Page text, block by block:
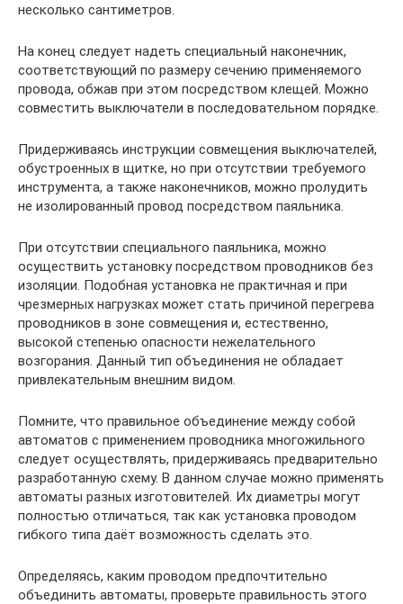
несколько сантиметров.
На конец следует надеть специальный наконечник,
соответствующий по размеру сечению применяемого
провода, обжав при этом посредством клещей. Можно
совместить выключатели в последовательном порядке.
Придерживаясь инструкции совмещения выключателей,
обустроенных в щитке, но при отсутствии требуемого
инструмента, а также наконечников, можно пролудить
не изолированный провод посредством паяльника.
При отсутствии специального паяльника, можно
осуществить установку посредством проводников без
изоляции. Подобная установка не практичная и при
чрезмерных нагрузках может стать причиной перегрева
проводников в зоне совмещения и, естественно,
высокой степенью опасности нежелательного
возгорания. Данный тип объединения не обладает
привлекательным внешним видом.
Помните, что правильное объединение между собой
автоматов с применением проводника многожильного
следует осуществлять, придерживаясь предварительно
разработанную схему. В данном случае можно применять
автоматы разных изготовителей. Их диаметры могут
полностью отличаться, так как установка проводом
гибкого типа даёт возможность сделать это.
Определяясь, каким проводом предпочтительно
объединить автоматы, проверьте правильность этого